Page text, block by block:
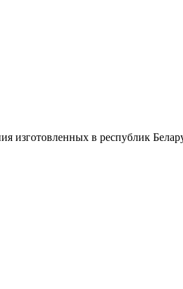
изготовленных в республик